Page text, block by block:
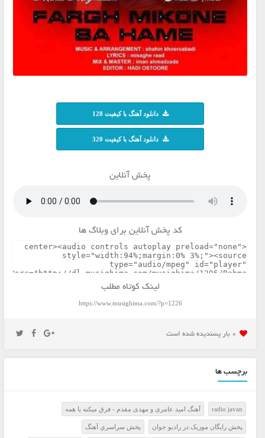
دانلود آهنگ با کیفیت 128
دانلود آهنگ با کیفیت 320
پخش آنلاین
کد پخش آنلاین برای وبلاگ ها
لینک کوتاه مطلب
https://www.musighima.com/?p=1226
0 بار پسنديده شده است
برچسب ها
radio javan آهنگ امید عامری و مهدی مقدم - فرق میکنه با همه
پخش رايگان موزيک در راديو جوان پخش سراسري آهنگ